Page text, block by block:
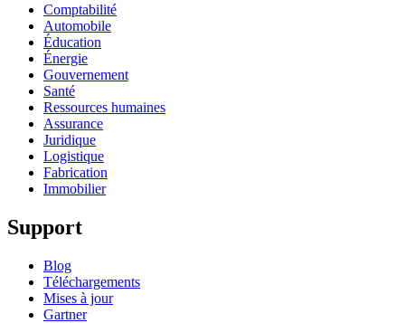
Comptabilité
Automobile
Éducation
Énergie
Gouvernement
Santé
Ressources humaines
Assurance
Juridique
Logistique
Fabrication
Immobilier
Support
Blog
Téléchargements
Mises à jour
Gartner